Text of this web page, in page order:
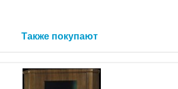
Также покупают